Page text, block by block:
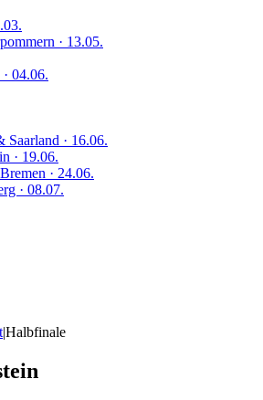
· 13.05.
04.06.
Saarland · 16.06.
· 19.06.
· 24.06.
· 08.07.
|Halbfinale